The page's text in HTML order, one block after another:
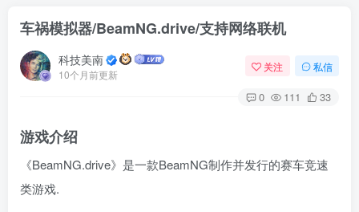
软件
车祸模拟器/BeamNG.drive/支持网络联机
科技美南
10个月前更新
关注 私信
0 111 33
游戏介绍
《BeamNG.drive》是一款BeamNG制作并发行的赛车竞速
类游戏.